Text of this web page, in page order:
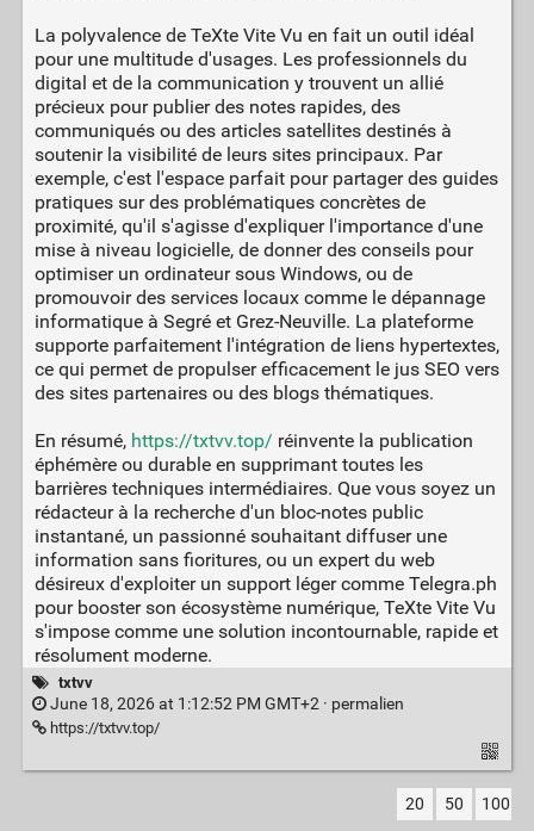
La polyvalence de TeXte Vite Vu en fait un outil idéal
pour une multitude d'usages. Les professionnels du
digital et de la communication y trouvent un allié
précieux pour publier des notes rapides, des
communiqués ou des articles satellites destinés à
soutenir la visibilité de leurs sites principaux. Par
exemple, c'est l'espace parfait pour partager des guides
pratiques sur des problématiques concrètes de
proximité, qu'il s'agisse d'expliquer l'importance d'une
mise à niveau logicielle, de donner des conseils pour
optimiser un ordinateur sous Windows, ou de
promouvoir des services locaux comme le dépannage
informatique à Segré et Grez-Neuville. La plateforme
supporte parfaitement l'intégration de liens hypertextes,
ce qui permet de propulser efficacement le jus SEO vers
des sites partenaires ou des blogs thématiques.
En résumé, https://txtvv.top/ réinvente la publication
éphémère ou durable en supprimant toutes les
barrières techniques intermédiaires. Que vous soyez un
rédacteur à la recherche d'un bloc-notes public
instantané, un passionné souhaitant diffuser une
information sans fioritures, ou un expert du web
désireux d'exploiter un support léger comme Telegra.ph
pour booster son écosystème numérique, TeXte Vite Vu
s'impose comme une solution incontournable, rapide et
résolument moderne.
txtvv
June 18, 2026 at 1:12:52 PM GMT+2 · permalien
https://txtvv.top/
20 50 100